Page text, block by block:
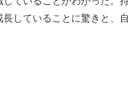
していることに驚きと、